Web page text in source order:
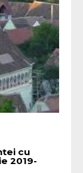
cu
2019-